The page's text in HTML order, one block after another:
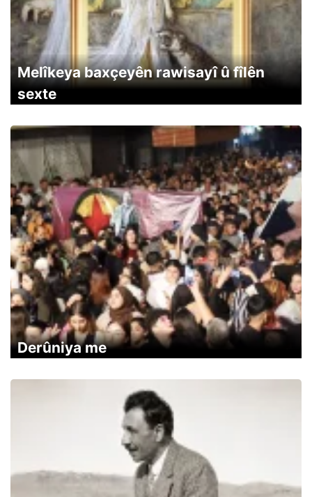
Melîkeya baxçeyên rawisayî û fîlên
sexte
Derûniya me